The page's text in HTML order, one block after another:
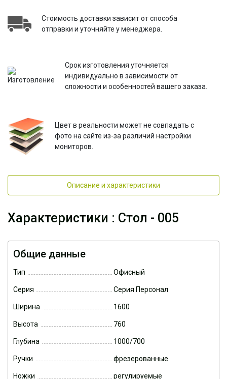
Стоимость доставки зависит от способа
отправки и уточняйте у менеджера.
Срок изготовления уточняется
индивидуально в зависимости от
сложности и особенностей вашего заказа.
Цвет в реальности может не совпадать с
фото на сайте из-за различий настройки
мониторов.
Описание и характеристики
Характеристики : Стол - 005
Общие данные
Тип Офисный
Серия Серия Персонал
Ширина 1600
Высота 760
Глубина 1000/700
Ручки фрезерованные
Ножки регулируемые